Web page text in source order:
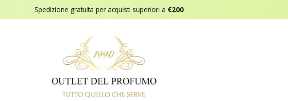
Spedizione gratuita per acquisti superiori a €200